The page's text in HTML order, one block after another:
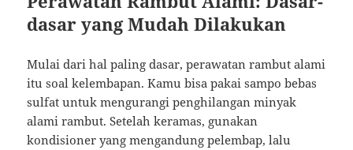
dasar yang Mudah Dilakukan
Mulai dari hal paling dasar, perawatan rambut alami
itu soal kelembapan. Kamu bisa pakai sampo bebas
sulfat untuk mengurangi penghilangan minyak
alami rambut. Setelah keramas, gunakan
kondisioner yang mengandung pelembap, lalu